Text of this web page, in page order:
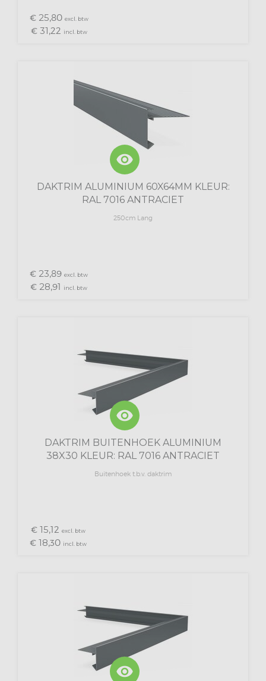
€ 25,80 excl. btw
€ 31,22 incl. btw
visibility
DAKTRIM ALUMINIUM 60X64MM KLEUR:
RAL 7016 ANTRACIET
250cm Lang
€ 23,89 excl. btw
€ 28,91 incl. btw
visibility
DAKTRIM BUITENHOEK ALUMINIUM
38X30 KLEUR: RAL 7016 ANTRACIET
Buitenhoek t.b.v. daktrim
€ 15,12 excl. btw
€ 18,30 incl. btw
visibility